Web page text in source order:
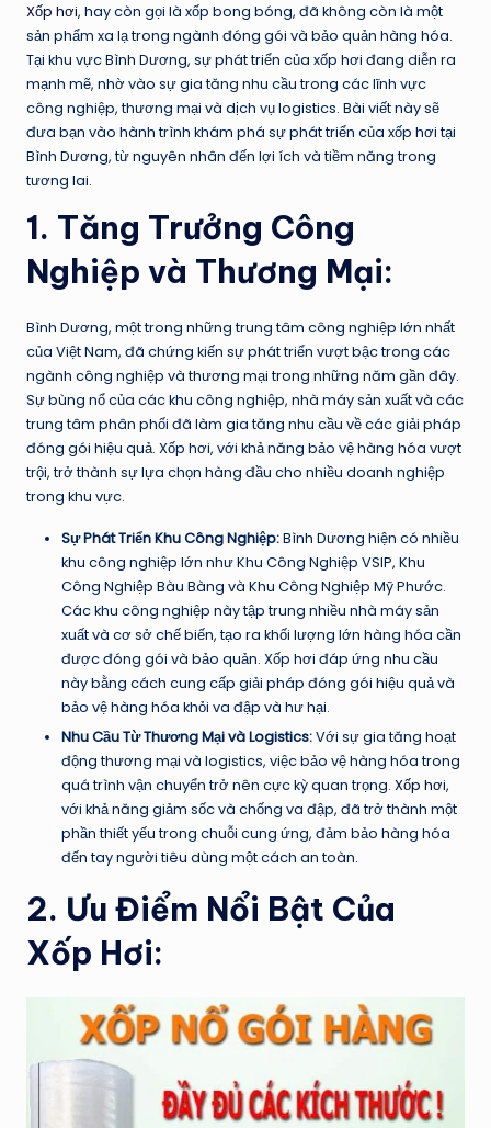
Xốp hơi, hay còn gọi là xốp bong bóng, đã không còn là một
sản phẩm xa lạ trong ngành đóng gói và bảo quản hàng hóa.
Tại khu vực Bình Dương, sự phát triển của xốp hơi đang diễn ra
mạnh mẽ, nhờ vào sự gia tăng nhu cầu trong các lĩnh vực
công nghiệp, thương mại và dịch vụ logistics. Bài viết này sẽ
đưa bạn vào hành trình khám phá sự phát triển của xốp hơi tại
Bình Dương, từ nguyên nhân đến lợi ích và tiềm năng trong
tương lai.
1. Tăng Trưởng Công
Nghiệp và Thương Mại:
Bình Dương, một trong những trung tâm công nghiệp lớn nhất
của Việt Nam, đã chứng kiến sự phát triển vượt bậc trong các
ngành công nghiệp và thương mại trong những năm gần đây.
Sự bùng nổ của các khu công nghiệp, nhà máy sản xuất và các
trung tâm phân phối đã làm gia tăng nhu cầu về các giải pháp
đóng gói hiệu quả. Xốp hơi, với khả năng bảo vệ hàng hóa vượt
trội, trở thành sự lựa chọn hàng đầu cho nhiều doanh nghiệp
trong khu vực.
Sự Phát Triển Khu Công Nghiệp:Bình Dương hiện có nhiều
khu công nghiệp lớn như Khu Công Nghiệp VSIP, Khu
Công Nghiệp Bàu Bàng và Khu Công Nghiệp Mỹ Phước.
Các khu công nghiệp này tập trung nhiều nhà máy sản
xuất và cơ sở chế biến, tạo ra khối lượng lớn hàng hóa cần
được đóng gói và bảo quản. Xốp hơi đáp ứng nhu cầu
này bằng cách cung cấp giải pháp đóng gói hiệu quả và
bảo vệ hàng hóa khỏi va đập và hư hại.
Nhu Cầu Từ Thương Mại và Logistics:Với sự gia tăng hoạt
động thương mại và logistics, việc bảo vệ hàng hóa trong
quá trình vận chuyển trở nên cực kỳ quan trọng. Xốp hơi,
với khả năng giảm sốc và chống va đập, đã trở thành một
phần thiết yếu trong chuỗi cung ứng, đảm bảo hàng hóa
đến tay người tiêu dùng một cách an toàn.
2. Ưu Điểm Nổi Bật Của
Xốp Hơi: